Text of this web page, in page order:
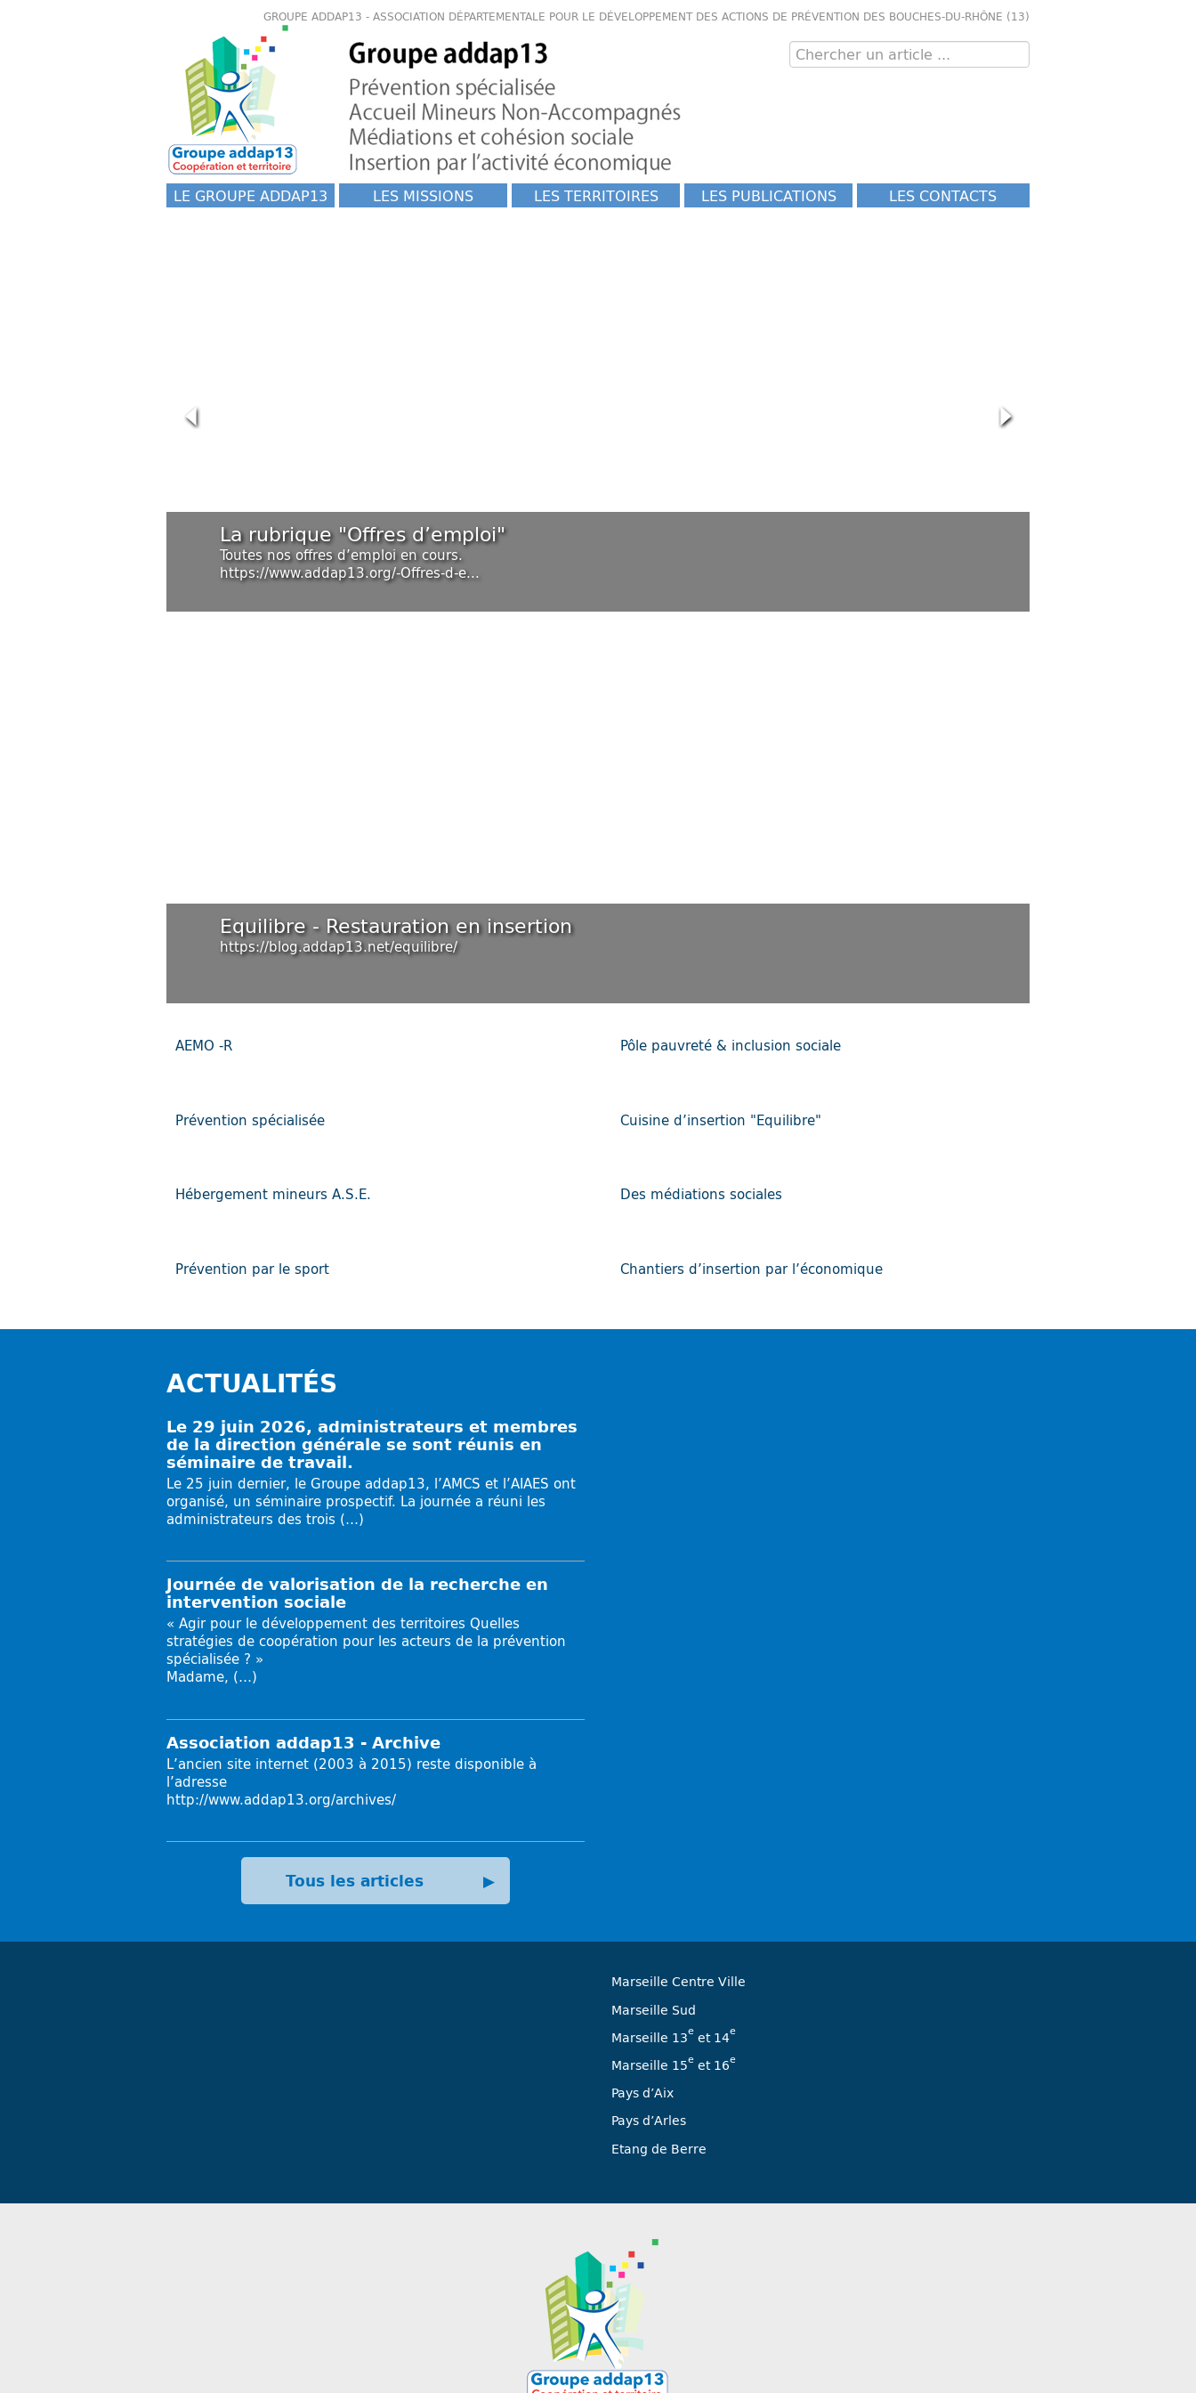
GROUPE ADDAP13 - ASSOCIATION DÉPARTEMENTALE POUR LE DÉVELOPPEMENT DES ACTIONS DE PRÉVENTION DES BOUCHES-DU-RHÔNE (13)
LE GROUPE ADDAP13 LES MISSIONS LES TERRITOIRES LES PUBLICATIONS LES CONTACTS
La rubrique "Offres d’emploi"
Toutes nos offres d’emploi en cours.
https://www.addap13.org/-Offres-d-e...
Equilibre - Restauration en insertion
https://blog.addap13.net/equilibre/
AEMO -R
Prévention spécialisée
Hébergement mineurs A.S.E.
Prévention par le sport
Pôle pauvreté & inclusion sociale
Cuisine d’insertion "Equilibre"
Des médiations sociales
Chantiers d’insertion par l’économique
ACTUALITÉS
Le 29 juin 2026, administrateurs et membres
de la direction générale se sont réunis en
séminaire de travail.
Le 25 juin dernier, le Groupe addap13, l’AMCS et l’AIAES ont
organisé, un séminaire prospectif. La journée a réuni les
administrateurs des trois (…)
Journée de valorisation de la recherche en
intervention sociale
« Agir pour le développement des territoires Quelles
stratégies de coopération pour les acteurs de la prévention
spécialisée ? »
Madame, (…)
Association addap13 - Archive
L’ancien site internet (2003 à 2015) reste disponible à
l’adresse
http://www.addap13.org/archives/
▶
Tous les articles
Marseille Centre Ville
Marseille Sud
Marseille 13e et 14e
Marseille 15e et 16e
Pays d’Aix
Pays d’Arles
Etang de Berre